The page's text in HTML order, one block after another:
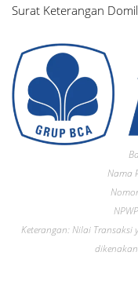
Surat Keterangan
Nama
Keterangan: Nilai Transaksi